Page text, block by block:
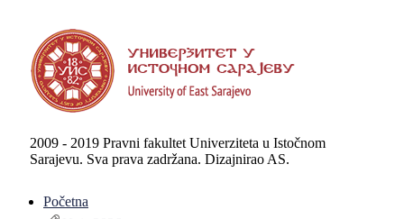
2009 - 2019 Pravni fakultet Univerziteta u Istočnom
Sarajevu. Sva prava zadržana. Dizajnirao AS.
Početna